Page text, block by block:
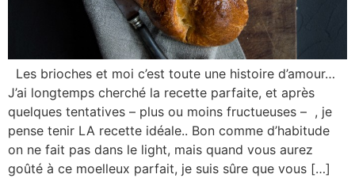
Les brioches et moi c’est toute une histoire d’amour…
J’ai longtemps cherché la recette parfaite, et après
quelques tentatives – plus ou moins fructueuses – , je
pense tenir LA recette idéale.. Bon comme d’habitude
on ne fait pas dans le light, mais quand vous aurez
goûté à ce moelleux parfait, je suis sûre que vous […]